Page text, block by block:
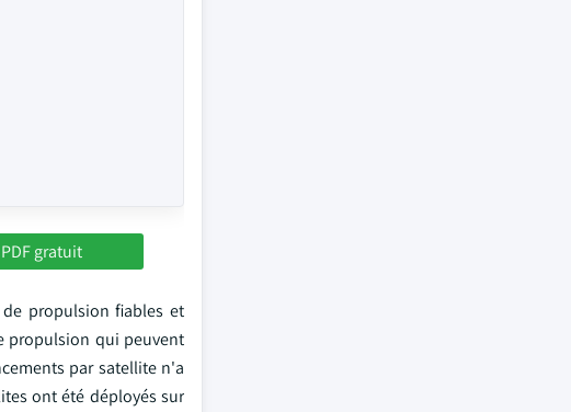
gratuit
propulsion fiables et
propulsion qui peuvent
par satellite n'a
ont été déployés sur